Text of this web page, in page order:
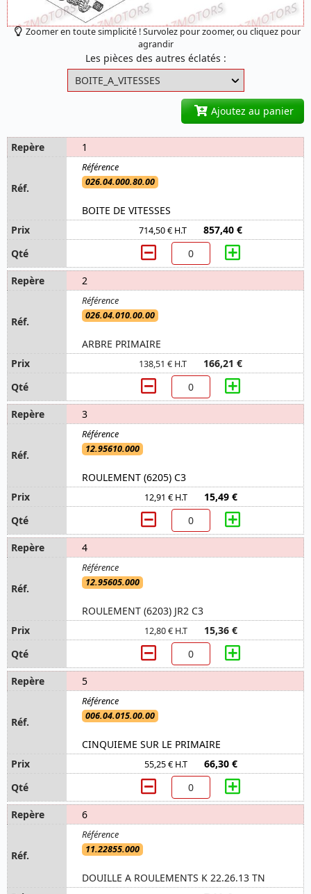
Zoomer en toute simplicité ! Survolez pour zoomer, ou cliquez pour
agrandir
Les pièces des autres éclatés :
Ajoutez au panier
1
026.04.000.80.00
BOITE DE VITESSES
714,50 € H.T 857,40 €
2
026.04.010.00.00
ARBRE PRIMAIRE
138,51 € H.T 166,21 €
3
12.95610.000
ROULEMENT (6205) C3
12,91 € H.T 15,49 €
4
12.95605.000
ROULEMENT (6203) JR2 C3
12,80 € H.T 15,36 €
5
006.04.015.00.00
CINQUIEME SUR LE PRIMAIRE
55,25 € H.T 66,30 €
6
11.22855.000
DOUILLE A ROULEMENTS K 22.26.13 TN